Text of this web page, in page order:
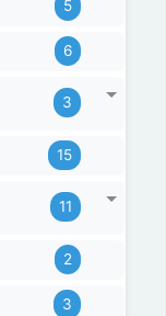
5
6
3
15
11
2
3